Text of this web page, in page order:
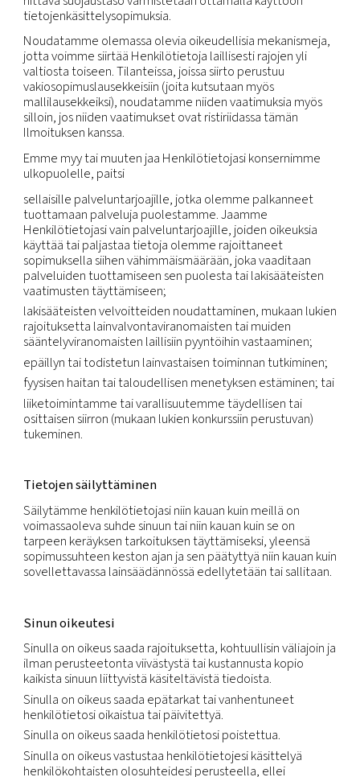
oikeudellisille neuvonantajille), kun se on tarpeen
oikeudellisten vaateiden muodostamista,
puolustamista varten tai muuten oikeuksiemme
toteuttamista tai omaisuutemme suojaamista tai
henkilöiden oikeuksien, omaisuuden tai
suojaamista varten tai kun se on tarpeen ulkoista
auditointia, vaatimustenmukaisuutta ja yhtiön
Sulautumiset ja yrityskaupat:
siirtää osapuolelle, joka saa haltuunsa yhtiömme
tai varallisuuden kokonaan tai osittain tai hankkii
liiketoiminnan yrityskaupan, sulautumisen,
purkamisen tai muun järjestelyn yhteydessä.
Tytäryhtiöt:voimme siirtää tietoja ja jakaa niitä
tytäryhtiöillemme sovellettavan lainsäädännön
Kansainväliset siirrot
Koska olemme monikansallinen yhtiö, jolla on
monissa eri maissa, saatamme siirtää
oikeushenkilöltä toiselle tai maasta toiseen yllä
tarkoituksia varten. Siirrämme Henkilötiedot
vain yllä mainittuja tarkoituksia vastaavassa
Kaikkia konsernimme sisäisiä Henkilötietojen
koskevat samat säännöt ja suojaustasot.
riittävä suojaustaso varmistetaan ottamalla
tietojenkäsittelysopimuksia.
valtiosta toiseen. Tilanteissa, joissa siirto perustuu
vakiosopimuslausekkeisiin (joita kutsutaan myös
mallilausekkeiksi), noudatamme niiden
silloin, jos niiden vaatimukset ovat ristiriidassa
Ilmoituksen kanssa.
Emme myy tai muuten jaa Henkilötietojasi
ulkopuolelle, paitsi